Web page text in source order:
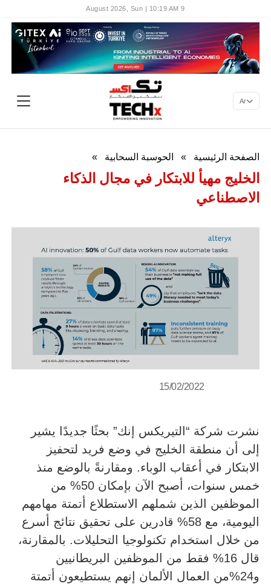
9 August 2026, Sun | 10:19 AM
Ar
الصفحة الرئيسية » الحوسبة السحابية »
الخليج مهيأ للابتكار في مجال الذكاء
الاصطناعي
15/02/2022
نشرت شركة “التيريكس إنك” بحثًا جديدًا يشير
إلى أن منطقة الخليج في وضع فريد لتحفيز
الابتكار في أعقاب الوباء. ومقارنةً بالوضع منذ
خمس سنوات، أصبح الآن بإمكان 50% من
الموظفين الذين شملهم الاستطلاع أتمتة مهامهم
اليومية، مع 58% قادرين على تحقيق نتائج أسرع
من خلال استخدام تكنولوجيا التحليلات. بالمقارنة،
قال 16% فقط من الموظفين البريطانيين
و24%من العمال الألمان إنهم يستطيعون أتمتة